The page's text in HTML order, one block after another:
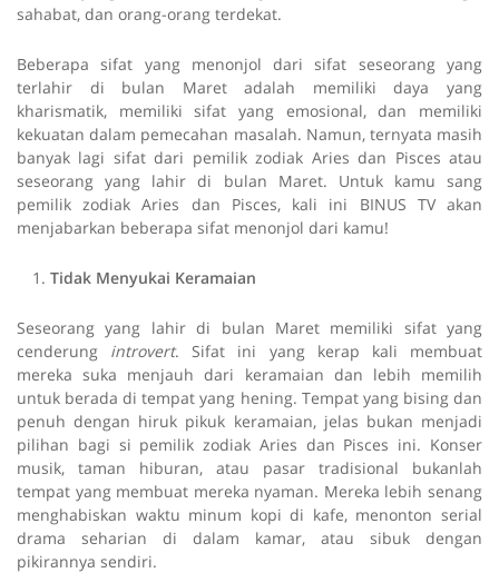
sahabat, dan orang-orang terdekat.
Beberapa sifat yang menonjol dari sifat seseorang yang
terlahir di bulan Maret adalah memiliki daya yang
kharismatik, memiliki sifat yang emosional, dan memiliki
kekuatan dalam pemecahan masalah. Namun, ternyata masih
banyak lagi sifat dari pemilik zodiak Aries dan Pisces atau
seseorang yang lahir di bulan Maret. Untuk kamu sang
pemilik zodiak Aries dan Pisces, kali ini BINUS TV akan
menjabarkan beberapa sifat menonjol dari kamu!
Tidak Menyukai Keramaian
Seseorang yang lahir di bulan Maret memiliki sifat yang
cenderung introvert. Sifat ini yang kerap kali membuat
mereka suka menjauh dari keramaian dan lebih memilih
untuk berada di tempat yang hening. Tempat yang bising dan
penuh dengan hiruk pikuk keramaian, jelas bukan menjadi
pilihan bagi si pemilik zodiak Aries dan Pisces ini. Konser
musik, taman hiburan, atau pasar tradisional bukanlah
tempat yang membuat mereka nyaman. Mereka lebih senang
menghabiskan waktu minum kopi di kafe, menonton serial
drama seharian di dalam kamar, atau sibuk dengan
pikirannya sendiri.